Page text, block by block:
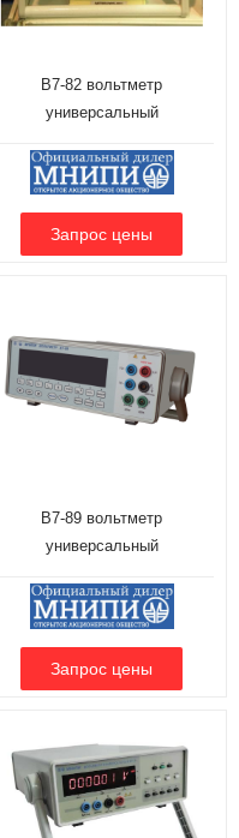
В7-82 вольтметр
универсальный
В7-89 вольтметр
универсальный